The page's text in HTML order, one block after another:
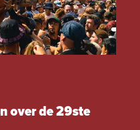
over de 29ste